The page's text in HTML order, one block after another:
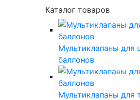
Каталог товаров
Мультиклапаны для
баллонов
Мультиклапаны для